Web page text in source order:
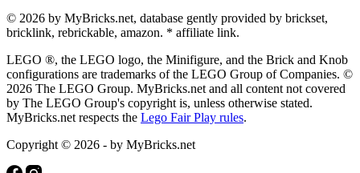
© 2026 by MyBricks.net, database gently provided by brickset,
bricklink, rebrickable, amazon. * affiliate link.
LEGO ®, the LEGO logo, the Minifigure, and the Brick and Knob
configurations are trademarks of the LEGO Group of Companies. ©
2026 The LEGO Group. MyBricks.net and all content not covered
by The LEGO Group's copyright is, unless otherwise stated.
MyBricks.net respects the Lego Fair Play rules.
Copyright © 2026 - by MyBricks.net